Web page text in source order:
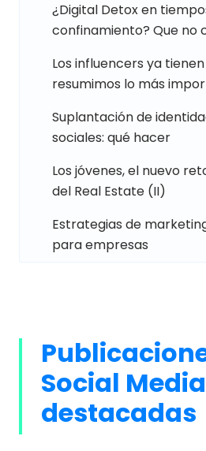
¿Digital Detox en
confinamiento? Que no
Los influencers ya
resumimos lo más
Suplantación de
sociales: qué hacer
Los jóvenes, el nuevo
del Real Estate (II)
Estrategias de
para empresas
Social Media
destacadas